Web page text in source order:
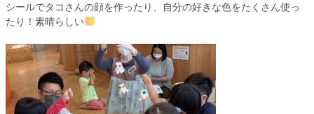
シールでタコさんの顔を作ったり、自分の好きな色をたくさん使っ
たり！素晴らしい